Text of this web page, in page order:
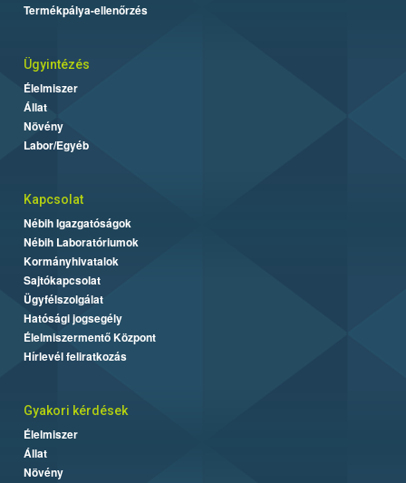
Termékpálya-ellenőrzés
Ügyintézés
Élelmiszer
Állat
Növény
Labor/Egyéb
Kapcsolat
Nébih Igazgatóságok
Nébih Laboratóriumok
Kormányhivatalok
Sajtókapcsolat
Ügyfélszolgálat
Hatósági jogsegély
Élelmiszermentő Központ
Hírlevél feliratkozás
Gyakori kérdések
Élelmiszer
Állat
Növény